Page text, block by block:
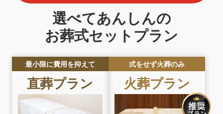
選べてあんしんの
お葬式セットプラン
最小限に費用を抑えて
直葬プラン
式をせず火葬のみ
火葬プラン